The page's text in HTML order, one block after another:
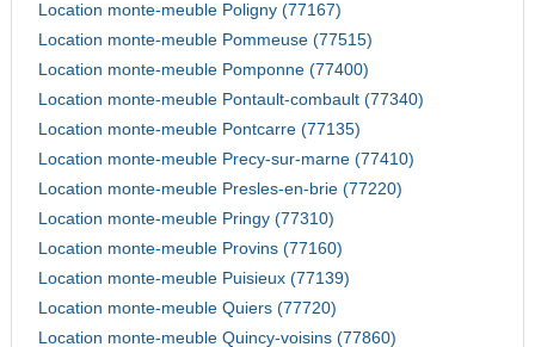
Location monte-meuble Poligny (77167)
Location monte-meuble Pommeuse (77515)
Location monte-meuble Pomponne (77400)
Location monte-meuble Pontault-combault (77340)
Location monte-meuble Pontcarre (77135)
Location monte-meuble Precy-sur-marne (77410)
Location monte-meuble Presles-en-brie (77220)
Location monte-meuble Pringy (77310)
Location monte-meuble Provins (77160)
Location monte-meuble Puisieux (77139)
Location monte-meuble Quiers (77720)
Location monte-meuble Quincy-voisins (77860)